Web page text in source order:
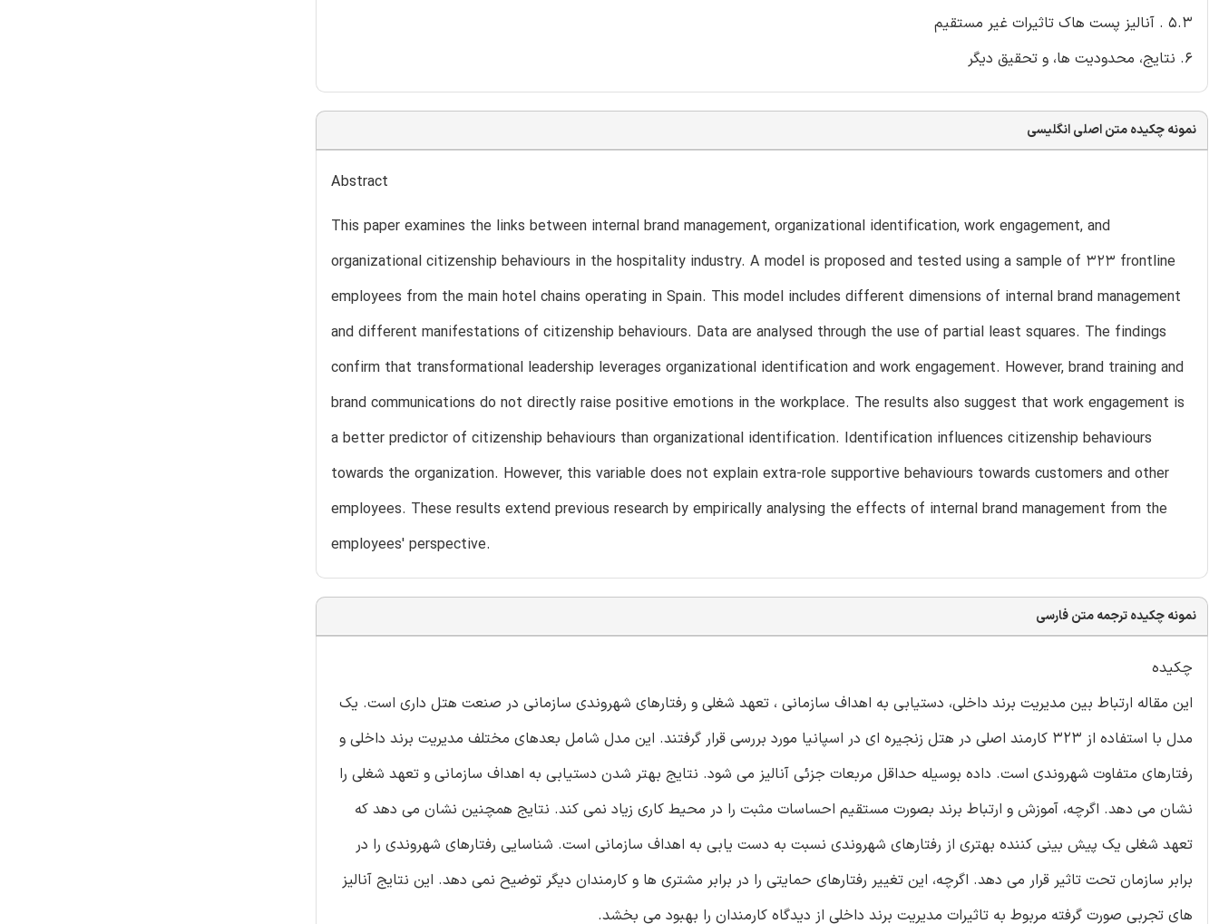
5.3 . آنالیز پست هاک تاثیرات غیر مستقیم
6. نتایج، محدودیت ها، و تحقیق دیگر
نمونه چکیده متن اصلی انگلیسی
Abstract
This paper examines the links between internal brand management, organizational identification, work engagement, and
organizational citizenship behaviours in the hospitality industry. A model is proposed and tested using a sample of 323 frontline
employees from the main hotel chains operating in Spain. This model includes different dimensions of internal brand management
and different manifestations of citizenship behaviours. Data are analysed through the use of partial least squares. The findings
confirm that transformational leadership leverages organizational identification and work engagement. However, brand training and
brand communications do not directly raise positive emotions in the workplace. The results also suggest that work engagement is
a better predictor of citizenship behaviours than organizational identification. Identification influences citizenship behaviours
towards the organization. However, this variable does not explain extra-role supportive behaviours towards customers and other
employees. These results extend previous research by empirically analysing the effects of internal brand management from the
employees' perspective.
نمونه چکیده ترجمه متن فارسی
چکیده
این مقاله ارتباط بین مدیریت برند داخلی، دستیابی به اهداف سازمانی ، تعهد شغلی و رفتارهای شهروندی سازمانی در صنعت هتل داری است. یک
مدل با استفاده از 323 کارمند اصلی در هتل زنجیره ای در اسپانیا مورد بررسی قرار گرفتند. این مدل شامل بعدهای مختلف مدیریت برند داخلی و
رفتارهای متفاوت شهروندی است. داده بوسیله حداقل مربعات جزئی آنالیز می شود. نتایج بهتر شدن دستیابی به اهداف سازمانی و تعهد شغلی را
نشان می دهد. اگرچه، آموزش و ارتباط برند بصورت مستقیم احساسات مثبت را در محیط کاری زیاد نمی کند. نتایج همچنین نشان می دهد که
تعهد شغلی یک پیش بینی کننده بهتری از رفتارهای شهروندی نسبت به دست یابی به اهداف سازمانی است. شناسایی رفتارهای شهروندی را در
برابر سازمان تحت تاثیر قرار می دهد. اگرچه، این تغییر رفتارهای حمایتی را در برابر مشتری ها و کارمندان دیگر توضیح نمی دهد. این نتایج آنالیز
های تجربی صورت گرفته مربوط به تاثیرات مدیریت برند داخلی از دیدگاه کارمندان را بهبود می بخشد.